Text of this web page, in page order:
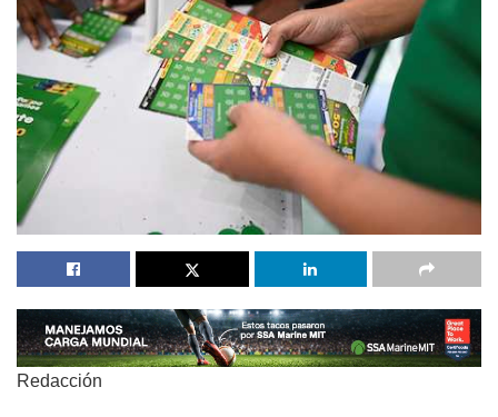
Redacción